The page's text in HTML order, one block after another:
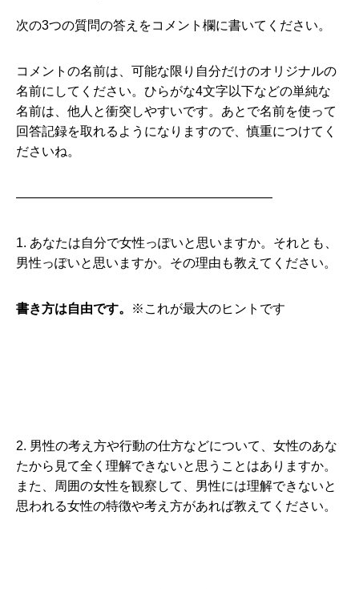
次の3つの質問の答えをコメント欄に書いてください。
コメントの名前は、可能な限り自分だけのオリジナルの
名前にしてください。ひらがな4文字以下などの単純な
名前は、他人と衝突しやすいです。あとで名前を使って
回答記録を取れるようになりますので、慎重につけてく
ださいね。
————————————————————
1. あなたは自分で女性っぽいと思いますか。それとも、
男性っぽいと思いますか。その理由も教えてください。
書き方は自由です。 ※これが最大のヒントです
2. 男性の考え方や行動の仕方などについて、女性のあな
たから見て全く理解できないと思うことはありますか。
また、周囲の女性を観察して、男性には理解できないと
思われる女性の特徴や考え方があれば教えてください。